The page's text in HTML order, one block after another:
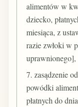
alimentów w
dziecko,
miesiąca, z
razie zwłoki w
uprawnionego],
7. zasądzenie
powódki
płatnych do